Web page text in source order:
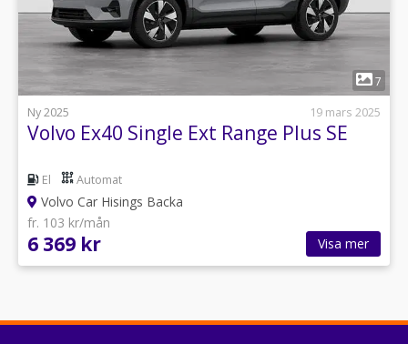
7
Ny 2025
19 mars 2025
Volvo Ex40 Single Ext Range Plus SE
El Automat
Volvo Car Hisings Backa
fr. 103 kr/mån
6 369 kr Visa mer